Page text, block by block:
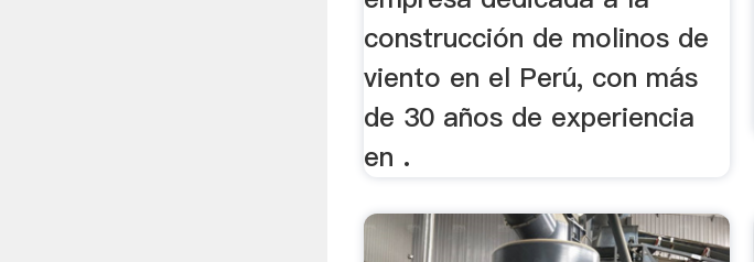
construcción de molinos de
viento en el Perú, con más
de 30 años de experiencia
en .